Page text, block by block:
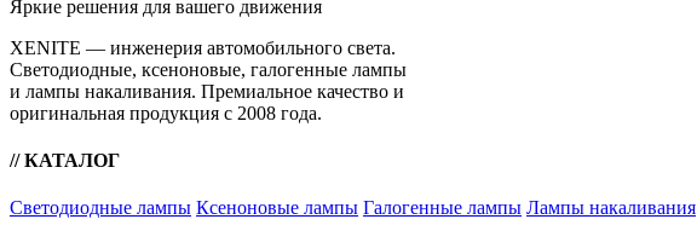
Яркие решения для вашего движения
XENITE — инженерия автомобильного света.
Светодиодные, ксеноновые, галогенные лампы
и лампы накаливания. Премиальное качество и
оригинальная продукция с 2008 года.
// КАТАЛОГ
Светодиодные лампы Ксеноновые лампы Галогенные лампы Лампы накаливания